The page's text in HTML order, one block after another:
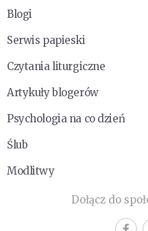
Blogi
Serwis papieski
Czytania liturgiczne
Artykuły blogerów
Psychologia na co dzień
Ślub
Modlitwy
Dołącz do